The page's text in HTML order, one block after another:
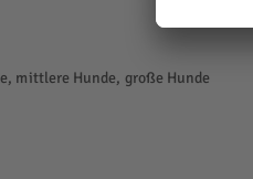
mittlere Hunde, große Hunde